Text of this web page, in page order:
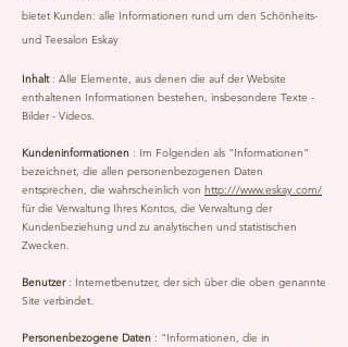
bietet Kunden: alle Informationen rund um den Schönheits-
und Teesalon Eskay
Inhalt: Alle Elemente, aus denen die auf der Website
enthaltenen Informationen bestehen, insbesondere Texte -
Bilder - Videos.
Kundeninformationen : Im Folgenden als "Informationen"
bezeichnet, die allen personenbezogenen Daten
entsprechen, die wahrscheinlich von http:///www.eskay.com/
für die Verwaltung Ihres Kontos, die Verwaltung der
Kundenbeziehung und zu analytischen und statistischen
Zwecken.
Benutzer: Internetbenutzer, der sich über die oben genannte
Site verbindet.
Personenbezogene Daten : "Informationen, die in